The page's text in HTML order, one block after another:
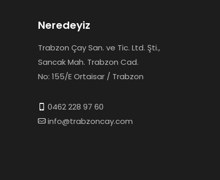
Neredeyiz
Trabzon Çay San. ve Tic. Ltd. Şti.,
Sancak Mah. Trabzon Cad.
No: 155/E Ortaisar / Trabzon
0462 228 97 60
info@trabzoncay.com